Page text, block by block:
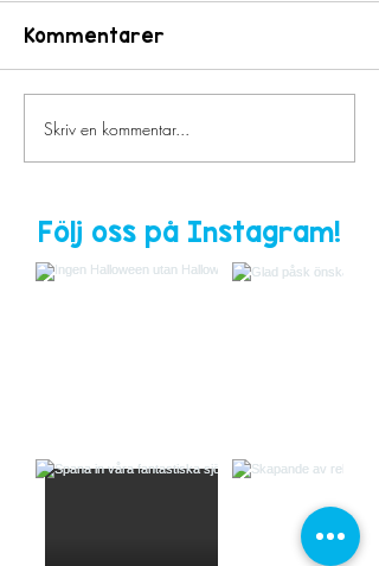
Terminsstart ht25
Kommentarer
Skriv en kommentar...
Följ oss på Instagram!